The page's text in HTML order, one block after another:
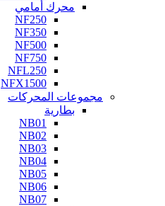
محرك أمامي
NF250
NF350
NF500
NF750
NFL250
NFX1500
مجموعات المحركات
بطارية
NB01
NB02
NB03
NB04
NB05
NB06
NB07